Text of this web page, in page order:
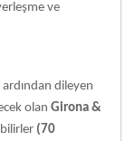
ve
ardından dileyen
olan Girona &
(70